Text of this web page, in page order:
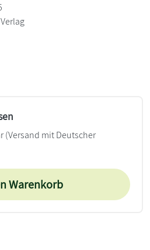
(Versand mit Deutscher
Warenkorb